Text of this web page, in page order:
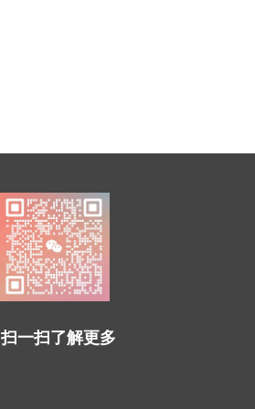
扫一扫了解更多